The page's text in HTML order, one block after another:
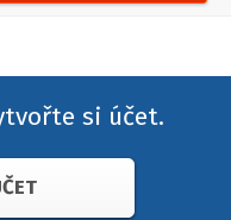
si účet.